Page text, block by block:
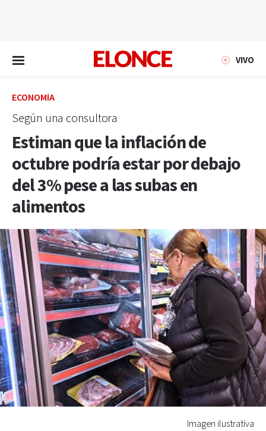
VIVO
ECONOMÍA
Según una consultora
Estiman que la inflación de
octubre podría estar por debajo
del 3% pese a las subas en
alimentos
Imagen ilustrativa